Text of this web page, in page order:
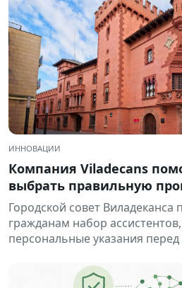
ИННОВАЦИИ
Компания Viladecans
выбрать правильную
цифровых помощников:
Городской совет Виладеканса
гражданам набор
персональные указания